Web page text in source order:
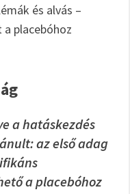
és alvás –
placebóhoz
a hatáskezdés
az első adag
a placebóhoz